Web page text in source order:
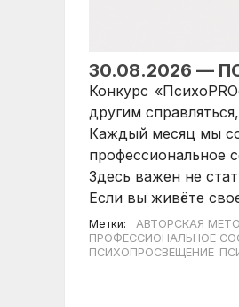
30.08.2026 —
Конкурс
другим
Каждый месяц мы
профессиональное
Здесь важен не
Если вы живёте
Метки: АВТОРСКАЯ
ПРОФЕССИОНАЛЬНОЕ
ПСИХОПРОСВЕЩЕНИЕ